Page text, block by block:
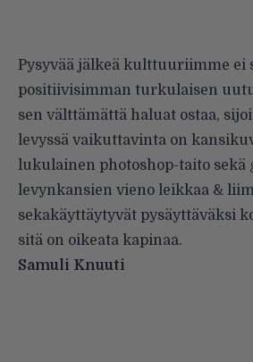
Pysyvää jälkeä kulttuuriimme ei
positiivisimman turkulaisen
sen välttämättä haluat ostaa,
levyssä vaikuttavinta on
lukulainen photoshop-taito sekä
levynkansien vieno leikkaa &
sekakäyttäytyvät pysäyttäväksi
sitä on oikeata kapinaa.
Samuli Knuuti